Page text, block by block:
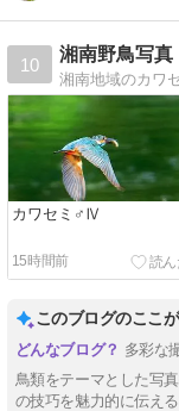
10
湘南野鳥写真
カワセミ♂Ⅳ
15時間前
このブログのここ
多彩な
鳥類をテーマとした写
の技巧を魅力的に伝え